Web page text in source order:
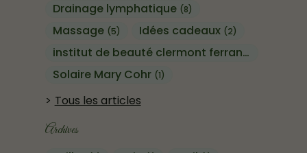
Drainage lymphatique (8)
Massage (5) Idées cadeaux (2)
institut de beauté clermont ferrand
Solaire Mary Cohr (1)
Tous les articles
Archives